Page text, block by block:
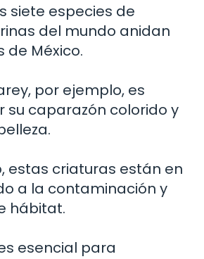
siete especies de
del mundo anidan
de México.
por ejemplo, es
su caparazón colorido y
estas criaturas están en
a la contaminación y
hábitat.
esencial para